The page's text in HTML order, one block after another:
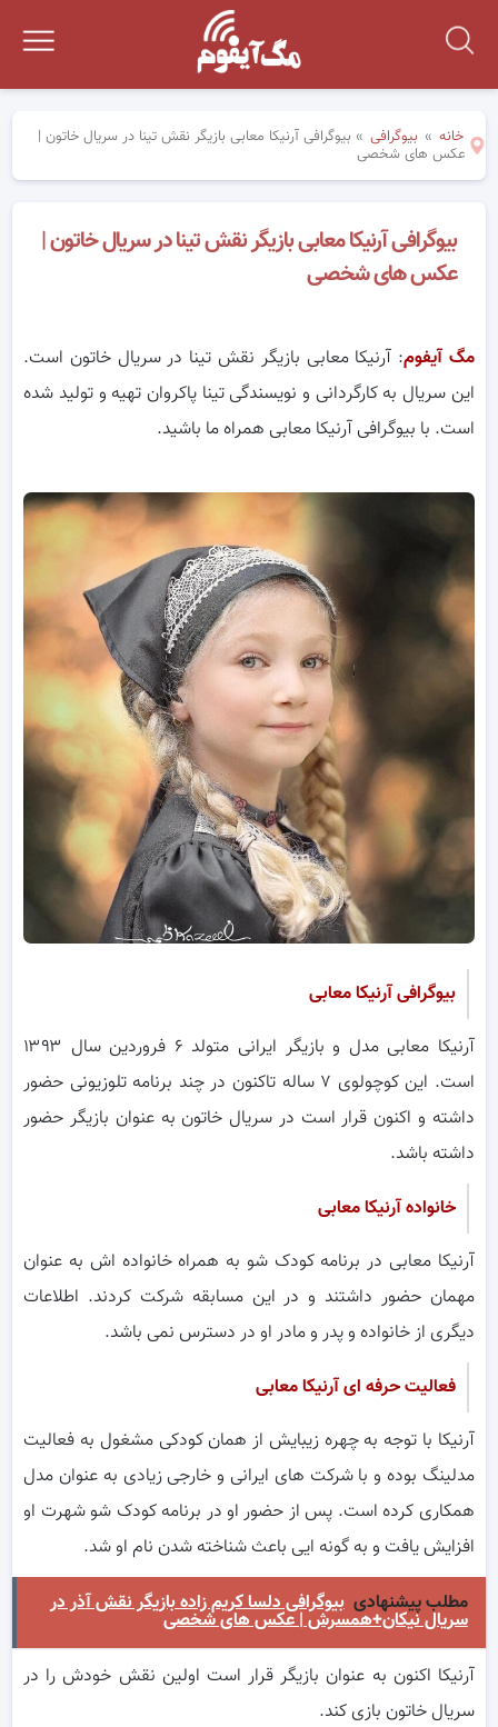
خانه » بیوگرافی » بیوگرافی آرنیکا معابی بازیگر نقش تینا در سریال خاتون |
عکس های شخصی
بیوگرافی آرنیکا معابی بازیگر نقش تینا در سریال خاتون |
عکس های شخصی
مگ آیفوم: آرنیکا معابی بازیگر نقش تینا در سریال خاتون است.
این سریال به کارگردانی و نویسندگی تینا پاکروان تهیه و تولید شده
است. با بیوگرافی آرنیکا معابی همراه ما باشید.
بیوگرافی آرنیکا معابی
آرنیکا معابی مدل و بازیگر ایرانی متولد ۶ فروردین سال ۱۳۹۳
است. این کوچولوی ۷ ساله تاکنون در چند برنامه تلوزیونی حضور
داشته و اکنون قرار است در سریال خاتون به عنوان بازیگر حضور
داشته باشد.
خانواده آرنیکا معابی
آرنیکا معابی در برنامه کودک شو به همراه خانواده اش به عنوان
مهمان حضور داشتند و در این مسابقه شرکت کردند. اطلاعات
دیگری از خانواده و پدر و مادر او در دسترس نمی باشد.
فعالیت حرفه ای آرنیکا معابی
آرنیکا با توجه به چهره زیبایش از همان کودکی مشغول به فعالیت
مدلینگ بوده و با شرکت های ایرانی و خارجی زیادی به عنوان مدل
همکاری کرده است. پس از حضور او در برنامه کودک شو شهرت او
افزایش یافت و به گونه ایی باعث شناخته شدن نام او شد.
مطلب پیشنهادی بیوگرافی دلسا کریم زاده بازیگر نقش آذر در
سریال نیکان+همسرش | عکس های شخصی
آرنیکا اکنون به عنوان بازیگر قرار است اولین نقش خودش را در
سریال خاتون بازی کند.